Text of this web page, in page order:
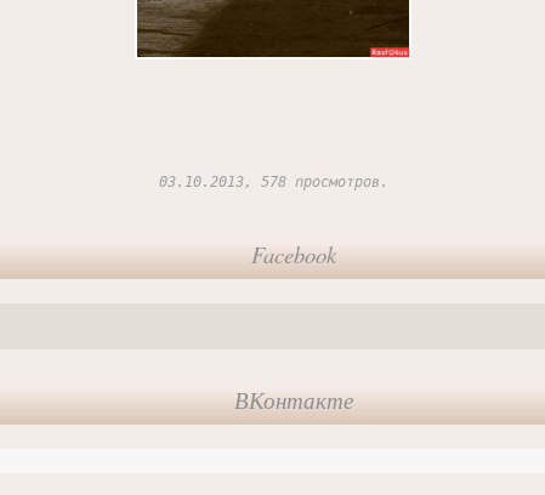
03.10.2013, 578 просмотров.
Facebook
ВКонтакте